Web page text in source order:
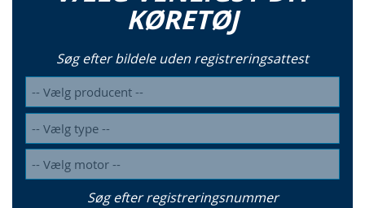
KØRETØJ
Søg efter bildele uden registreringsattest
Søg efter registreringsnummer